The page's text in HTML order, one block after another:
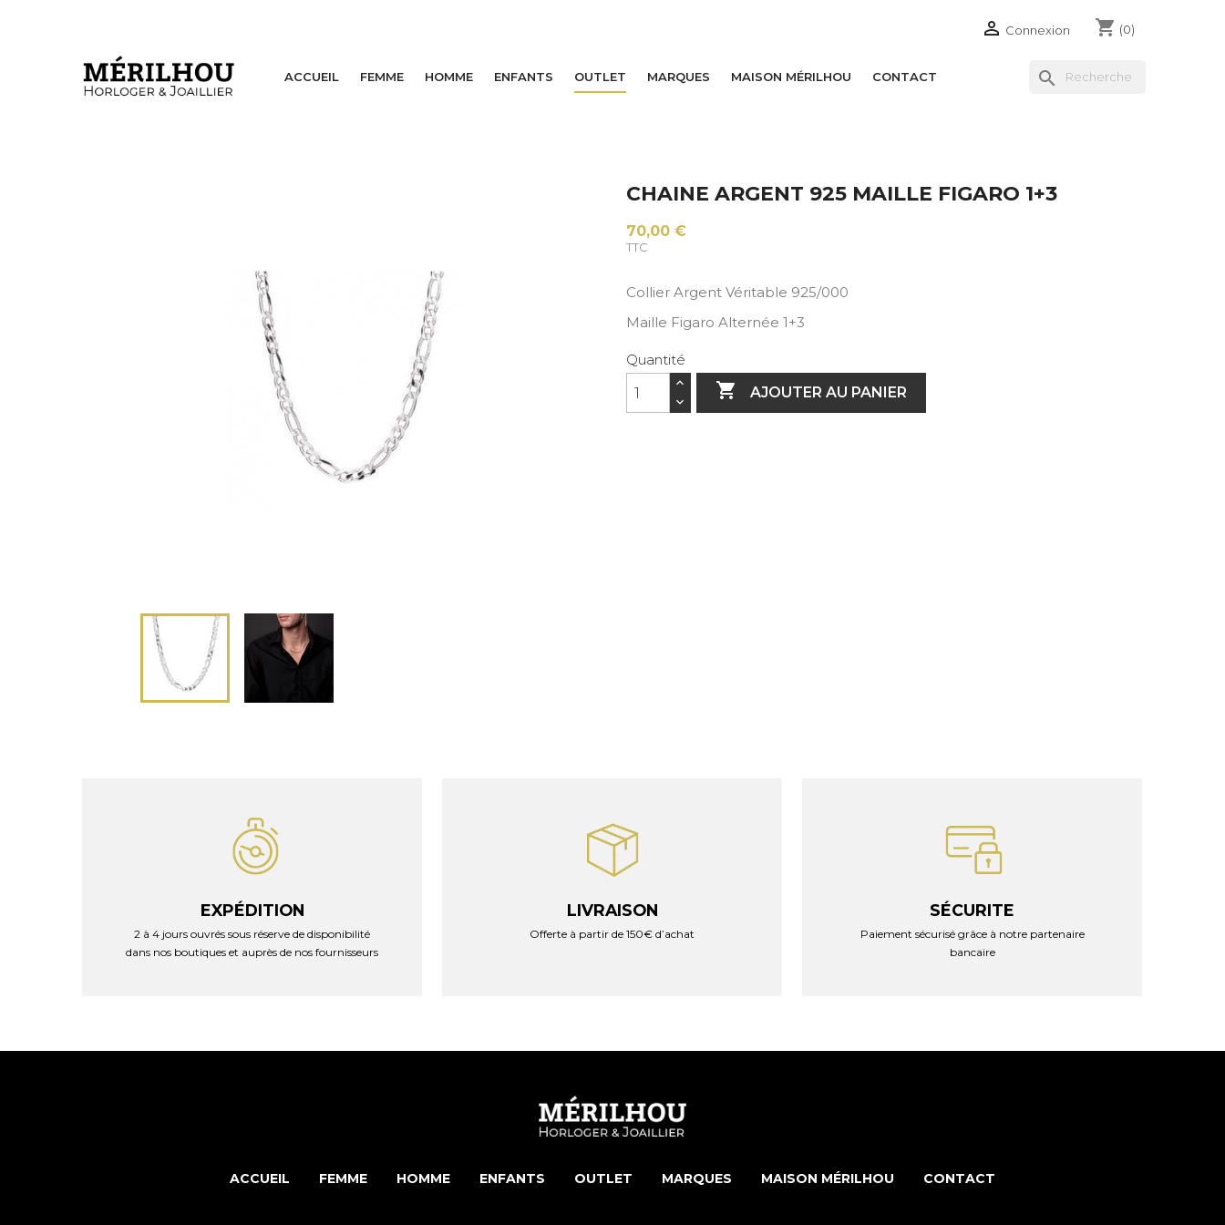
 Connexion shopping_cart (0)
ACCUEIL FEMME HOMME ENFANTS OUTLET MARQUES MAISON MÉRILHOU CONTACT search
CHAINE ARGENT 925 MAILLE FIGARO 1+3
70,00 €
TTC
Collier Argent Véritable 925/000
Maille Figaro Alternée 1+3
Quantité
 AJOUTER AU PANIER
EXPÉDITION
2 à 4 jours ouvrés sous réserve de disponibilité
dans nos boutiques et auprès de nos fournisseurs
LIVRAISON
Offerte à partir de 150€ d’achat
SÉCURITE
Paiement sécurisé grâce à notre partenaire
bancaire
ACCUEIL FEMME HOMME ENFANTS OUTLET MARQUES MAISON MÉRILHOU CONTACT